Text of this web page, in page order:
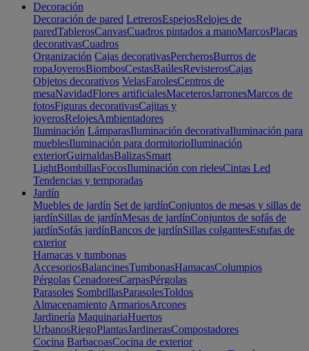
Decoración
Decoración de pared LetrerosEspejosRelojes de
paredTablerosCanvasCuadros pintados a manoMarcosPlacas
decorativasCuadros
Organización Cajas decorativasPercherosBurros de
ropaJoyerosBiombosCestasBaúlesRevisterosCajas
Objetos decorativos VelasFarolesCentros de
mesaNavidadFlores artificialesMaceterosJarronesMarcos de
fotosFiguras decorativasCajitas y
joyerosRelojesAmbientadores
Iluminación LámparasIluminación decorativaIluminación para
mueblesIluminación para dormitorioIluminación
exteriorGuirnaldasBalizasSmart
LightBombillasFocosIluminación con rielesCintas Led
Tendencias y temporadas
Jardín
Muebles de jardín Set de jardínConjuntos de mesas y sillas de
jardínSillas de jardínMesas de jardínConjuntos de sofás de
jardínSofás jardínBancos de jardínSillas colgantesEstufas de
exterior
Hamacas y tumbonas
AccesoriosBalancinesTumbonasHamacasColumpios
Pérgolas CenadoresCarpasPérgolas
Parasoles SombrillasParasolesToldos
Almacenamiento ArmariosArcones
Jardinería MaquinariaHuertos
UrbanosRiegoPlantasJardinerasCompostadores
Cocina BarbacoasCocina de exterior